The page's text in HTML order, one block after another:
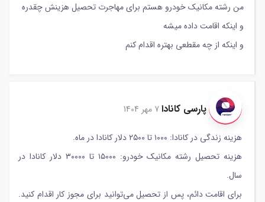
من رشته مکانیک خودرو هستم برای مهاجرت تحصیل هزینش چقدره
و اینکه اقامت داده میشه
و اینکه از چه مقطعی بهتره اقدام کنم
پارسی کانادا7 مهر 1404
هزینه زندگی در کانادا: ۱۰۰۰ تا ۲۵۰۰ دلار کانادا در ماه.
هزینه تحصیل رشته مکانیک خودرو: ۱۵۰۰۰ تا ۳۰۰۰۰ دلار کانادا در
سال.
برای اقامت دائم، پس از تحصیل می‌توانید برای مجوز کار اقدام کنید.